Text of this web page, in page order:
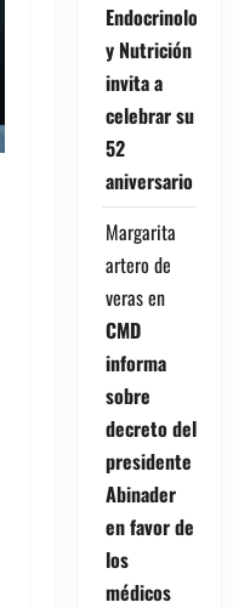
Endocrinología
y Nutrición
invita a
celebrar su
52
aniversario
Margarita
artero de
verasen
CMD
informa
sobre
decreto del
presidente
Abinader
en favor de
los
médicos